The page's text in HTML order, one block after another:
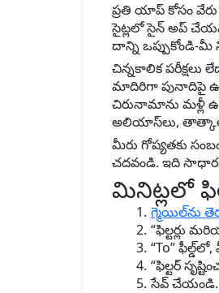
ప్రతి యాప్ కోసం
సైట్లలో సైన్ అప్
దాన్ని
చిన్నకాలిక
మాదిరిగా పునాదిపై
చిరునామాను మళ్లీ
అలియాస్‌లు,
మీరు గోప్యతకు
చదవండి. ఇది
మినిట్లలో
గ్మెయిల్‌ను
“ఫిల్టర్లు
“To”
“ఫిల్టర్
సేవ్ చేయండి.